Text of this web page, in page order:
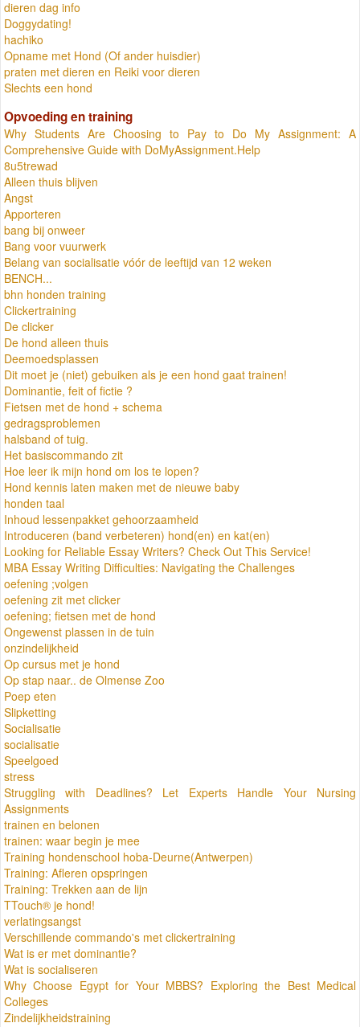
dieren dag info
Doggydating!
hachiko
Opname met Hond (Of ander huisdier)
praten met dieren en Reiki voor dieren
Slechts een hond
Opvoeding en training
Why Students Are Choosing to Pay to Do My Assignment: A
Comprehensive Guide with DoMyAssignment.Help
8u5trewad
Alleen thuis blijven
Angst
Apporteren
bang bij onweer
Bang voor vuurwerk
Belang van socialisatie vóór de leeftijd van 12 weken
BENCH...
bhn honden training
Clickertraining
De clicker
De hond alleen thuis
Deemoedsplassen
Dit moet je (niet) gebuiken als je een hond gaat trainen!
Dominantie, feit of fictie ?
Fietsen met de hond + schema
gedragsproblemen
halsband of tuig.
Het basiscommando zit
Hoe leer ik mijn hond om los te lopen?
Hond kennis laten maken met de nieuwe baby
honden taal
Inhoud lessenpakket gehoorzaamheid
Introduceren (band verbeteren) hond(en) en kat(en)
Looking for Reliable Essay Writers? Check Out This Service!
MBA Essay Writing Difficulties: Navigating the Challenges
oefening ;volgen
oefening zit met clicker
oefening; fietsen met de hond
Ongewenst plassen in de tuin
onzindelijkheid
Op cursus met je hond
Op stap naar.. de Olmense Zoo
Poep eten
Slipketting
Socialisatie
socialisatie
Speelgoed
stress
Struggling with Deadlines? Let Experts Handle Your Nursing
Assignments
trainen en belonen
trainen: waar begin je mee
Training hondenschool hoba-Deurne(Antwerpen)
Training: Afleren opspringen
Training: Trekken aan de lijn
TTouch® je hond!
verlatingsangst
Verschillende commando's met clickertraining
Wat is er met dominantie?
Wat is socialiseren
Why Choose Egypt for Your MBBS? Exploring the Best Medical
Colleges
Zindelijkheidstraining